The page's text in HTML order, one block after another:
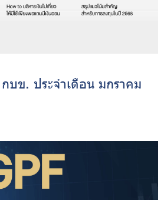
กบข. ประจำเดือน มกราคม